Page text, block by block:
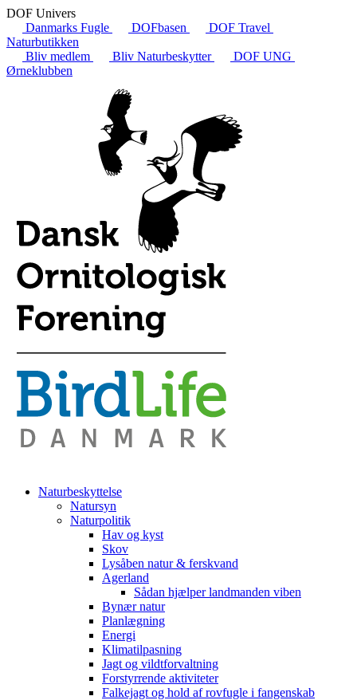
DOF Univers
Danmarks Fugle
DOFbasen
DOF Travel
Naturbutikken
Bliv medlem
Bliv Naturbeskytter
DOF UNG
Ørneklubben
Naturbeskyttelse
Natursyn
Naturpolitik
Hav og kyst
Skov
Lysåben natur & ferskvand
Agerland
Sådan hjælper landmanden viben
Bynær natur
Planlægning
Energi
Klimatilpasning
Jagt og vildtforvaltning
Forstyrrende aktiviteter
Falkejagt og hold af rovfugle i fangenskab